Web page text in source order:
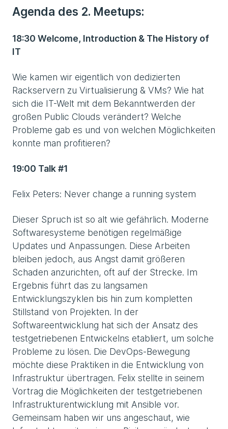
Agenda des 2. Meetups:
18:30 Welcome, Introduction & The History of
IT
Wie kamen wir eigentlich von dedizierten
Rackservern zu Virtualisierung & VMs? Wie hat
sich die IT-Welt mit dem Bekanntwerden der
großen Public Clouds verändert? Welche
Probleme gab es und von welchen Möglichkeiten
konnte man profitieren?
19:00 Talk #1
Felix Peters: Never change a running system
Dieser Spruch ist so alt wie gefährlich. Moderne
Softwaresysteme benötigen regelmäßige
Updates und Anpassungen. Diese Arbeiten
bleiben jedoch, aus Angst damit größeren
Schaden anzurichten, oft auf der Strecke. Im
Ergebnis führt das zu langsamen
Entwicklungszyklen bis hin zum kompletten
Stillstand von Projekten. In der
Softwareentwicklung hat sich der Ansatz des
testgetriebenen Entwickelns etabliert, um solche
Probleme zu lösen. Die DevOps-Bewegung
möchte diese Praktiken in die Entwicklung von
Infrastruktur übertragen. Felix stellte in seinem
Vortrag die Möglichkeiten der testgetriebenen
Infrastrukturentwicklung mit Ansible vor.
Gemeinsam haben wir uns angeschaut, wie